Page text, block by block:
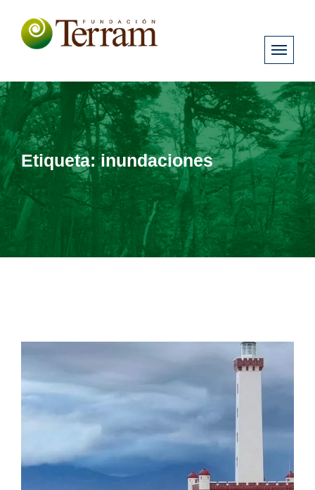
Etiqueta:inundaciones